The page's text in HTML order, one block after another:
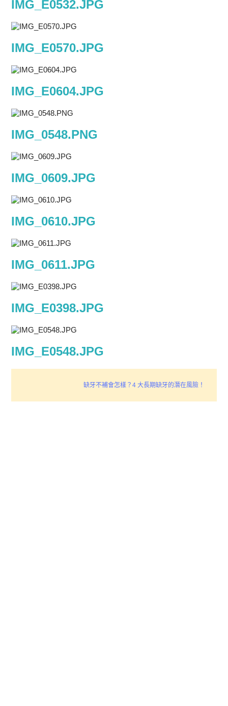
IMG_E0532.JPG
IMG_E0570.JPG
IMG_E0604.JPG
IMG_0548.PNG
IMG_0609.JPG
IMG_0610.JPG
IMG_0611.JPG
IMG_E0398.JPG
IMG_E0548.JPG
缺牙不補會怎樣？4 大長期缺牙的潛在風險！